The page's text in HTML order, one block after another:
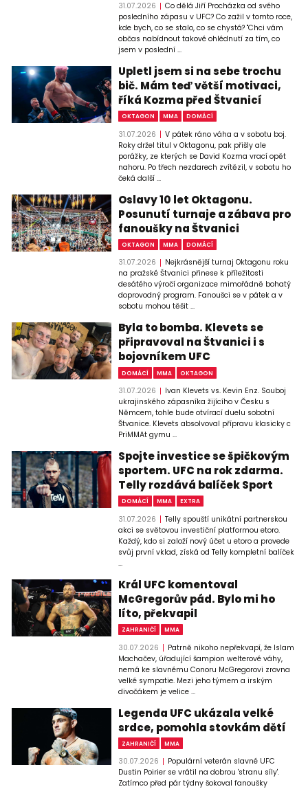
31.07.2026
Co dělá Jiří Procházka od svého
posledního zápasu v UFC? Co zažil v tomto roce,
kde bych, co se stalo, co se chystá? "Chci vám
občas nabídnout takové ohlédnutí za tím, co
jsem v poslední ...
Upletl jsem si na sebe trochu
bič. Mám teď větší motivaci,
říká Kozma před Štvanicí
OKTAGON MMA DOMÁCÍ
31.07.2026
V pátek ráno váha a v sobotu boj.
Roky držel titul v Oktagonu, pak přišly ale
porážky, ze kterých se David Kozma vrací opět
nahoru. Po třech nezdarech zvítězil, v sobotu ho
čeká další ...
Oslavy 10 let Oktagonu.
Posunutí turnaje a zábava pro
fanoušky na Štvanici
OKTAGON MMA DOMÁCÍ
31.07.2026
Nejkrásnější turnaj Oktagonu roku
na pražské Štvanici přinese k příležitosti
desátého výročí organizace mimořádně bohatý
doprovodný program. Fanoušci se v pátek a v
sobotu mohou těšit ...
Byla to bomba. Klevets se
připravoval na Štvanici i s
bojovníkem UFC
DOMÁCÍ MMA OKTAGON
31.07.2026
Ivan Klevets vs. Kevin Enz. Souboj
ukrajinského zápasníka žijícího v Česku s
Němcem, tohle bude otvírací duelu sobotní
Štvanice. Klevets absolvoval přípravu klasicky c
PriMMAt gymu ...
Spojte investice se špičkovým
sportem. UFC na rok zdarma.
Telly rozdává balíček Sport
DOMÁCÍ MMA EXTRA
31.07.2026
Telly spouští unikátní partnerskou
akci se světovou investiční platformou etoro.
Každý, kdo si založí nový účet u etoro a provede
svůj první vklad, získá od Telly kompletní balíček
...
Král UFC komentoval
McGregorův pád. Bylo mi ho
líto, překvapil
ZAHRANIČÍ MMA
30.07.2026
Patrně nikoho nepřekvapí, že Islam
Machačev, úřadující šampion welterové váhy,
nemá ke slavnému Conoru McGregorovi zrovna
velké sympatie. Mezi jeho týmem a irským
divočákem je velice ...
Legenda UFC ukázala velké
srdce, pomohla stovkám dětí
ZAHRANIČÍ MMA
30.07.2026
Populární veterán slavné UFC
Dustin Poirier se vrátil na dobrou 'stranu síly'.
Zatímco před pár týdny šokoval fanoušky